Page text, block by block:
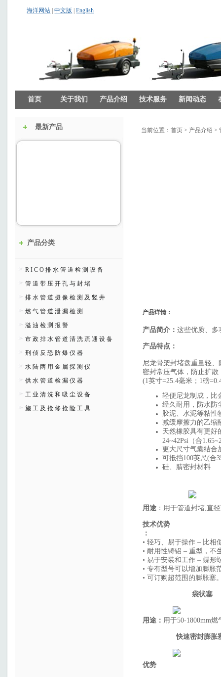
海洋网站 |中文版 |English
首页 关于我们 产品介绍 技术服务 新闻动态
最新产品
产品分类
RICO排水管道检测设备
管道带压开孔与封堵
排水管道摄像检测及竖井
燃气管道泄漏检测
溢油检测报警
市政排水管道清洗疏通设备
刑侦反恐防爆仪器
水陆两用金属探测仪
供水管道检漏仪器
工业清洗和吸尘设备
施工及抢修抢险工具
当前位置： 首页 > 产品介绍 >
产品详情：
产品简介：这些优质、多
产品特点：
尼龙骨架封堵盘重量轻
密封常压气体，防止扩
(1英寸=25.4毫米；1磅
轻便尼龙制成
经久耐用，防水防
胶泥、水泥等粘性
减缓摩擦力的乙缩
天然橡胶具有更好
24~42Psi（合
更大尺寸气囊结合
可抵挡100英尺(合
硅、腈密封材料
用途 ：用于管道封堵,直
技术优势
：
• 轻巧、易于操作 – 比相
• 耐用性铸铝 – 重型，不
• 易于安装和工作 – 蝶形
• 专有型号可以增加膨胀
• 可订购超范围的膨胀塞
袋状塞
用途 ： 用于50-1800mm
快速密封膨胀
优势